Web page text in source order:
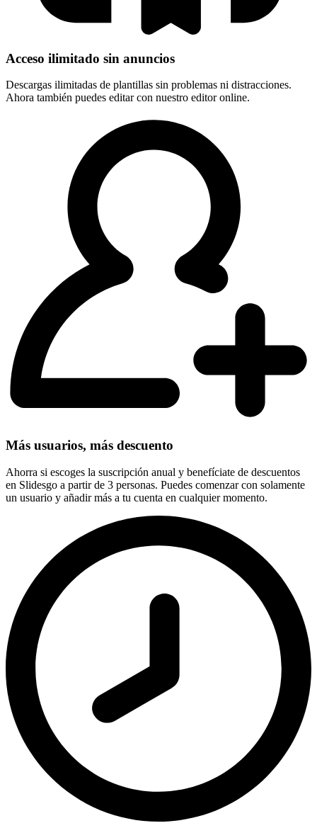
Acceso ilimitado sin anuncios
Descargas ilimitadas de plantillas sin problemas ni distracciones.
Ahora también puedes editar con nuestro editor online.
Más usuarios, más descuento
Ahorra si escoges la suscripción anual y benefíciate de descuentos
en Slidesgo a partir de 3 personas. Puedes comenzar con solamente
un usuario y añadir más a tu cuenta en cualquier momento.